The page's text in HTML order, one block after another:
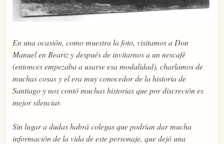
En una ocasión, como muestra la foto, visitamos a Don
Manuel en Beariz y después de invitarnos a un nescafé
(entonces empezaba a usarse esa modalidad), charlamos de
muchas cosas y el era muy conocedor de la historia de
Santiago y nos contó muchas historias que por discreción es
mejor silenciar.
Sin lugar a dudas habrá colegas que podrían dar mucha
información de la vida de este personaje, que dejó una